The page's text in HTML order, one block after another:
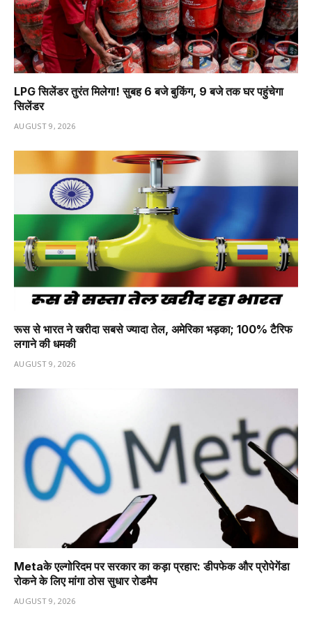
LPG सिलेंडर तुरंत मिलेगा! सुबह 6 बजे बुकिंग, 9 बजे तक घर पहुंचेगा
सिलेंडर
AUGUST 9, 2026
रूस से भारत ने खरीदा सबसे ज्यादा तेल, अमेरिका भड़का; 100% टैरिफ
लगाने की धमकी
AUGUST 9, 2026
Metaके एल्गोरिदम पर सरकार का कड़ा प्रहार: डीपफेक और प्रोपेगेंडा
रोकने के लिए मांगा ठोस सुधार रोडमैप
AUGUST 9, 2026